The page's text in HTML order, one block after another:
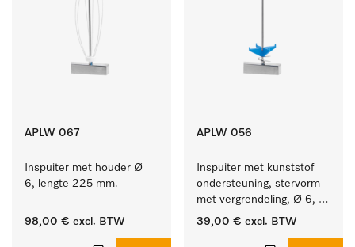
APLW 067
Inspuiter met houder Ø
6, lengte 225 mm.
98,00 € excl. BTW
APLW 056
Inspuiter met kunststof
ondersteuning, stervorm
met vergrendeling, Ø 6,
lengte 225 mm.
39,00 € excl. BTW